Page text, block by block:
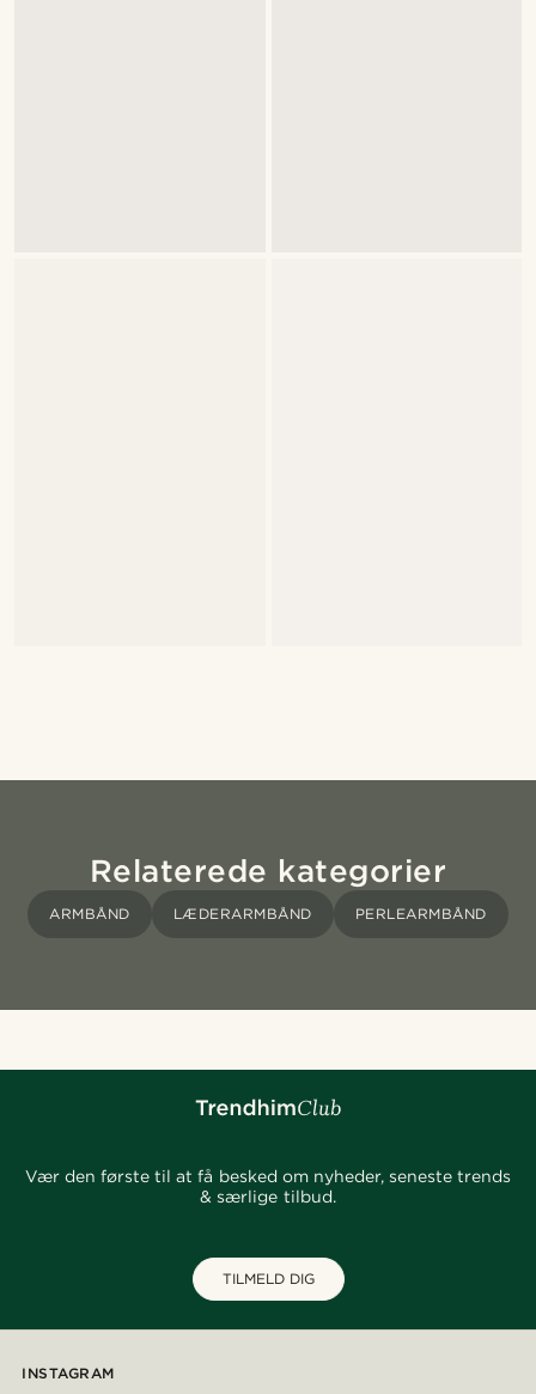
Relaterede kategorier
ARMBÅND LÆDERARMBÅND PERLEARMBÅND
Vær den første til at få besked om nyheder, seneste trends
& særlige tilbud.
TILMELD DIG
INSTAGRAM